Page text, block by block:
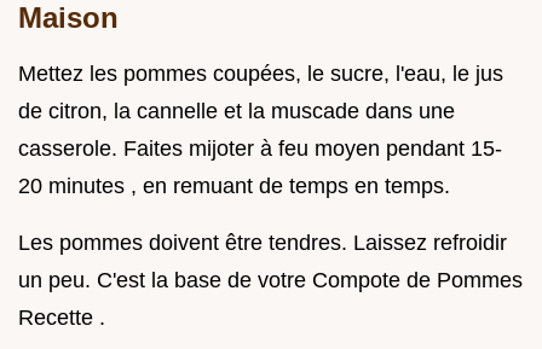
Maison
Mettez les pommes coupées, le sucre, l'eau, le jus
de citron, la cannelle et la muscade dans une
casserole. Faites mijoter à feu moyen pendant 15-
20 minutes , en remuant de temps en temps.
Les pommes doivent être tendres. Laissez refroidir
un peu. C'est la base de votre Compote de Pommes
Recette .